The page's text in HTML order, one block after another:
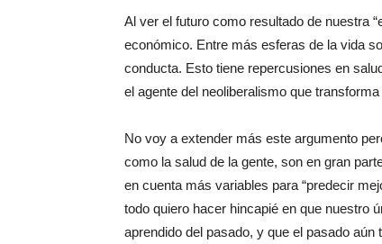
Al ver el futuro como resultado de nuestra
económico. Entre más esferas de la vida
conducta. Esto tiene repercusiones en
el agente del neoliberalismo que
No voy a extender más este argumento
como la salud de la gente, son en gran
en cuenta más variables para “predecir
todo quiero hacer hincapié en que nuestro
aprendido del pasado, y que el pasado